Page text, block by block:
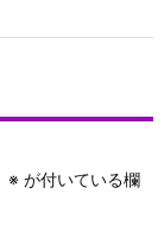
※ が付いている欄